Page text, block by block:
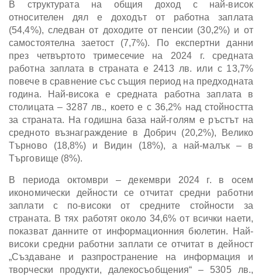
В структурата на общия доход с най-висок
относителен дял е доходът от работна заплата
(54,4%), следван от доходите от пенсии (30,2%) и от
самостоятелна заетост (7,7%). По експертни данни
през четвъртото тримесечие на 2024 г. средната
работна заплата в страната e 2413 лв. или с 13,7%
повече в сравнение със същия период на предходната
година. Най-висока е средната работна заплата в
столицата – 3287 лв., което е с 36,2% над стойността
за страната. На годишна база най-голям е ръстът на
средното възнаграждение в Добрич (20,2%), Велико
Търново (18,8%) и Видин (18%), а най-малък – в
Търговище (8%).
В периода октомври – декември 2024 г. в осем
икономически дейности се отчитат средни работни
заплати с по-високи от средните стойности за
страната. В тях работят около 34,6% от всички наети,
показват данните от информационния бюлетин. Най-
високи средни работни заплати се отчитат в дейност
„Създаване и разпространение на информация и
творчески продукти, далекосъобщения“ – 5305 лв.,